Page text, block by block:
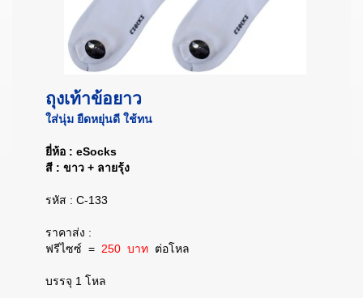
ถุงเท้าข้อยาว
ใส่นุ่ม ยืดหยุ่นดี ใช้ทน
ยี่ห้อ : eSocks
สี : ขาว + ลายรุ้ง
รหัส : C-133
ราคาส่ง :
ฟรีไซซ์ = 250 บาท ต่อโหล
บรรจุ 1 โหล